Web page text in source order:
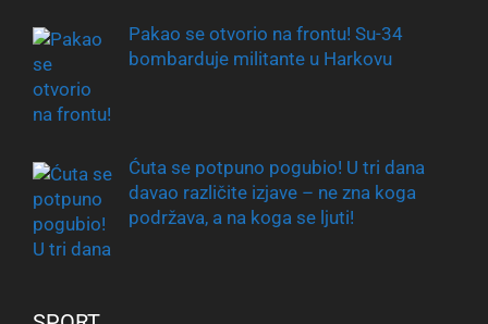
Pakao se otvorio na frontu! Su-34
bombarduje militante u Harkovu
Ćuta se potpuno pogubio! U tri dana
davao različite izjave – ne zna koga
podržava, a na koga se ljuti!